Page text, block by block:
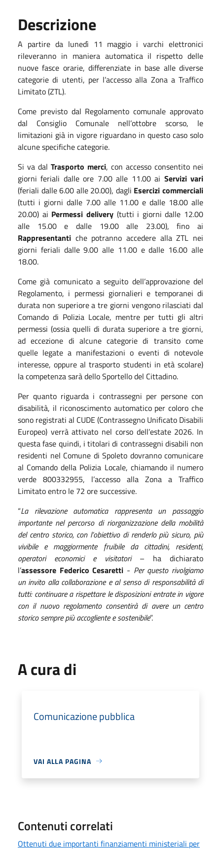
Descrizione
A partire da lunedì 11 maggio i varchi elettronici
rileveranno in maniera automatica il rispetto delle
nuove fasce orarie, differenziate in base alle diverse
categorie di utenti, per l’accesso alla Zona a Traffico
Limitato (ZTL).
Come previsto dal Regolamento comunale approvato
dal Consiglio Comunale nell’ottobre scorso, le
limitazioni già in vigore riguardano in questo caso solo
alcune specifiche categorie.
Si va dal Trasporto merci, con accesso consentito nei
giorni feriali dalle ore 7.00 alle 11.00 ai Servizi vari
(feriali dalle 6.00 alle 20.00), dagli Esercizi commerciali
(tutti i giorni dalle 7.00 alle 11.00 e dalle 18.00 alle
20.00) ai Permessi delivery(tutti i giorni dalle 12.00
alle 15.00 e dalle 19.00 alle 23.00), fino ai
Rappresentanti che potranno accedere alla ZTL nei
giorni feriali dalle 9.00 alle 11.00 e dalle 16.00 alle
18.00.
Come già comunicato a seguito dell’approvazione del
Regolamento, i permessi giornalieri e temporanei di
durata non superiore a tre giorni vengono rilasciati dal
Comando di Polizia Locale, mentre per tutti gli altri
permessi (ossia quelli di durata superiore a tre giorni,
ad eccezione di alcune categorie di transito come
quelle legate a manifestazioni o eventi di notevole
interesse, oppure al trasporto studenti in età scolare)
la competenza sarà dello Sportello del Cittadino.
Per quanto riguarda i contrassegni per persone con
disabilità, il riconoscimento automatico per coloro che
sono registrati al CUDE (Contrassegno Unificato Disabili
Europeo) verrà attivato nel corso dell’estate 2026. In
questa fase quindi, i titolari di contrassegni disabili non
residenti nel Comune di Spoleto dovranno comunicare
al Comando della Polizia Locale, chiamando il numero
verde 800332955, l’accesso alla Zona a Traffico
Limitato entro le 72 ore successive.
“La rilevazione automatica rappresenta un passaggio
importante nel percorso di riorganizzazione della mobilità
del centro storico, con l’obiettivo di renderlo più sicuro, più
vivibile e maggiormente fruibile da cittadini, residenti,
operatori economici e visitatori– ha dichiarato
l’assessore Federico Cesaretti - Per questo rivolgiamo
un invito alla collaborazione e al senso di responsabilità di
tutti: continuare a rispettare le disposizioni entrate in vigore
con il nuovo regolamento consentirà di avere un centro
storico sempre più accogliente e sostenibile”.
A cura di
Comunicazione pubblica
VAI ALLA PAGINA
Contenuti correlati
Ottenuti due importanti finanziamenti ministeriali per